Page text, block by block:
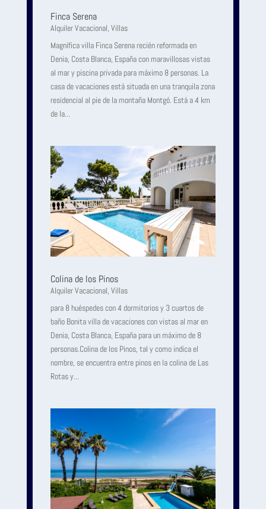
Finca Serena
Alquiler Vacacional, Villas
Magnífica villa Finca Serena recién reformada en
Denia, Costa Blanca, España con maravillosas vistas
al mar y piscina privada para máximo 8 personas. La
casa de vacaciones está situada en una tranquila zona
residencial al pie de la montaña Montgó. Está a 4 km
de la...
Colina de los Pinos
Alquiler Vacacional, Villas
para 8 huéspedes con 4 dormitorios y 3 cuartos de
baño Bonita villa de vacaciones con vistas al mar en
Denia, Costa Blanca, España para un máximo de 8
personas.Colina de los Pinos, tal y como indica el
nombre, se encuentra entre pinos en la colina de Las
Rotas y...